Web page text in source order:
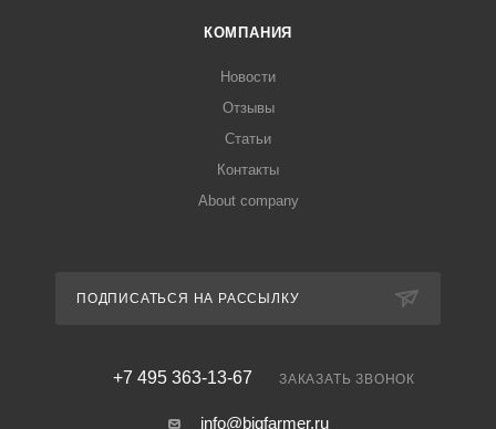
КОМПАНИЯ
Новости
Отзывы
Статьи
Контакты
About company
ПОДПИСАТЬСЯ НА РАССЫЛКУ
+7 495 363-13-67 ЗАКАЗАТЬ ЗВОНОК
info@bigfarmer.ru